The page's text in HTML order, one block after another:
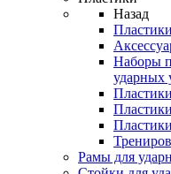
Назад
Пластики
Наборы
ударных
Рамы для